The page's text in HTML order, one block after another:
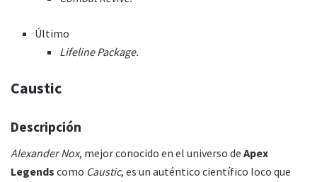
Último
Lifeline Package.
Caustic
Descripción
Alexander Nox, mejor conocido en el universo de Apex
Legends como Caustic, es un auténtico científico loco que